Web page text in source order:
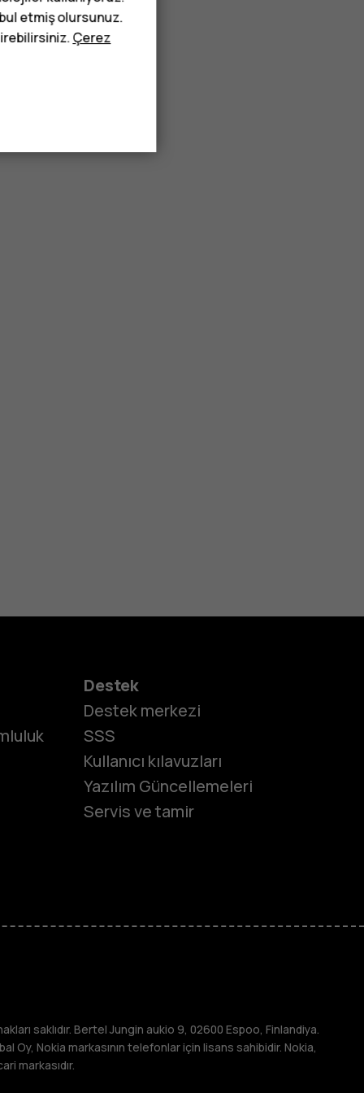
Destek
Destek merkezi
SSS
Kullanıcı kılavuzları
Yazılım Güncellemeleri
Servis ve tamir
saklıdır. Bertel Jungin aukio 9, 02600 Espoo, Finlandiya.
Oy, Nokia markasının telefonlar için lisans sahibidir. Nokia,
markasıdır.
etmiş olursunuz.
Çerez